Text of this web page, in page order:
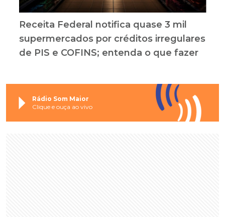
Receita Federal notifica quase 3 mil
supermercados por créditos irregulares
de PIS e COFINS; entenda o que fazer
Rádio Som Maior
Clique e ouça ao vivo